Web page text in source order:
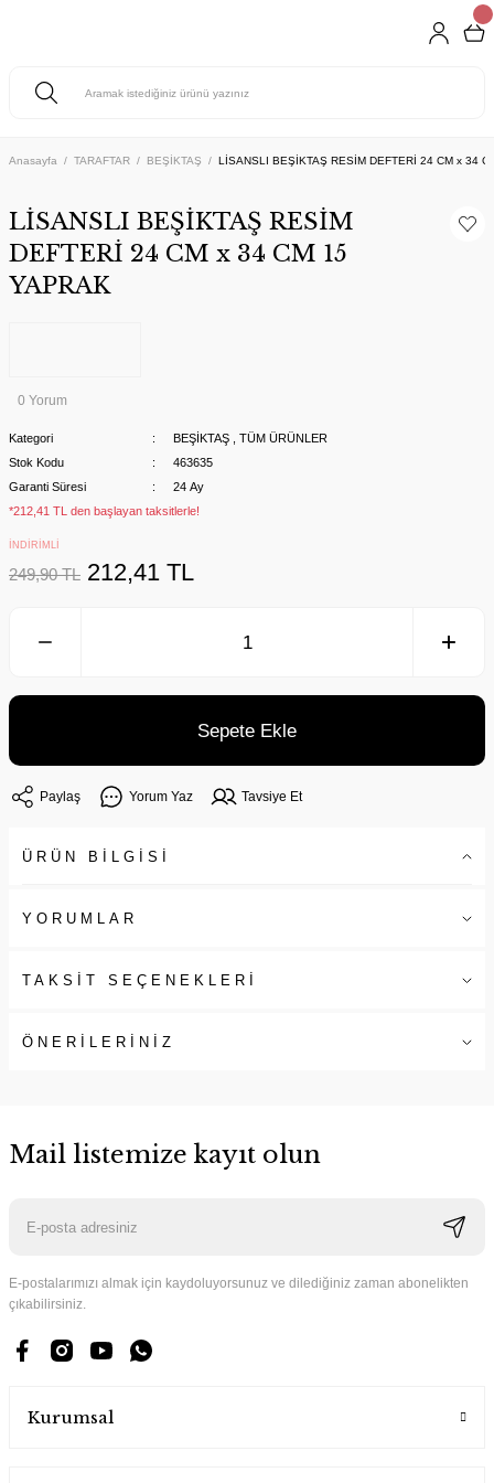
Anasayfa TARAFTAR BEŞİKTAŞ LİSANSLI BEŞİKTAŞ RESİM DEFTERİ 24 CM x 34
LİSANSLI BEŞİKTAŞ RESİM
DEFTERİ 24 CM x 34 CM 15
YAPRAK
0 Yorum
Kategori BEŞİKTAŞ
TÜM ÜRÜNLER
Stok Kodu
463635
Garanti Süresi
24 Ay
*212,41 TL den başlayan taksitlerle!
İNDİRİMLİ
249,90 TL 212,41 TL
Sepete Ekle
Paylaş Yorum Yaz Tavsiye Et
ÜRÜN BİLGİSİ
YORUMLAR
TAKSİT SEÇENEKLERİ
ÖNERİLERİNİZ
Mail listemize kayıt olun
E-postalarımızı almak için kaydoluyorsunuz ve dilediğiniz zaman abonelikten
çıkabilirsiniz.
Kurumsal